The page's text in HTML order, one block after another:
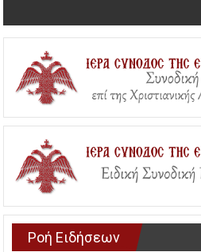
Ροή Ειδήσεων